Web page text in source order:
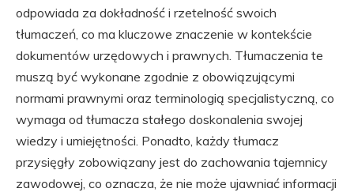
odpowiada za dokładność i rzetelność swoich
tłumaczeń, co ma kluczowe znaczenie w kontekście
dokumentów urzędowych i prawnych. Tłumaczenia te
muszą być wykonane zgodnie z obowiązującymi
normami prawnymi oraz terminologią specjalistyczną, co
wymaga od tłumacza stałego doskonalenia swojej
wiedzy i umiejętności. Ponadto, każdy tłumacz
przysięgły zobowiązany jest do zachowania tajemnicy
zawodowej, co oznacza, że nie może ujawniać informacji